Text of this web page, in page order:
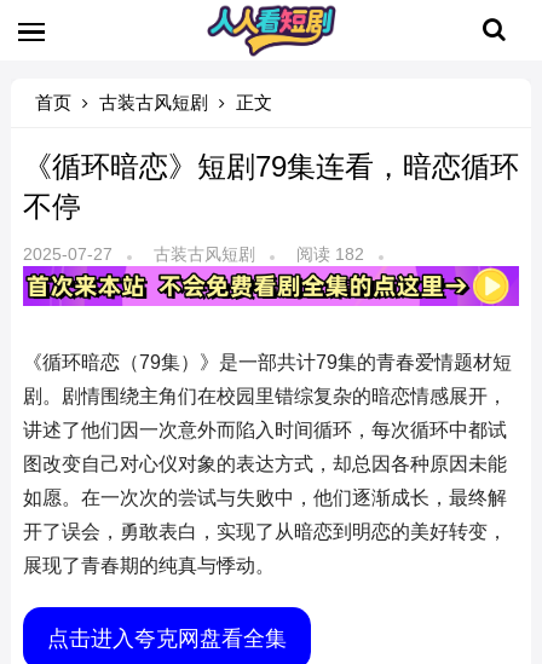
首页 古装古风短剧 正文
《循环暗恋》短剧79集连看，暗恋循环
不停
2025-07-27 古装古风短剧 阅读 182
《循环暗恋（79集）》是一部共计79集的青春爱情题材短
剧。剧情围绕主角们在校园里错综复杂的暗恋情感展开，
讲述了他们因一次意外而陷入时间循环，每次循环中都试
图改变自己对心仪对象的表达方式，却总因各种原因未能
如愿。在一次次的尝试与失败中，他们逐渐成长，最终解
开了误会，勇敢表白，实现了从暗恋到明恋的美好转变，
展现了青春期的纯真与悸动。
点击进入夸克网盘看全集